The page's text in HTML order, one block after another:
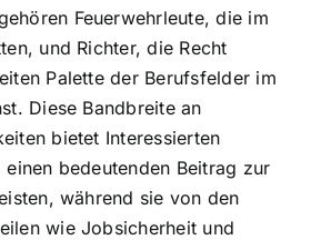
Feuerwehrleute, die im
und Richter, die Recht
Palette der Berufsfelder im
Diese Bandbreite an
bietet Interessierten
bedeutenden Beitrag zur
während sie von den
wie Jobsicherheit und